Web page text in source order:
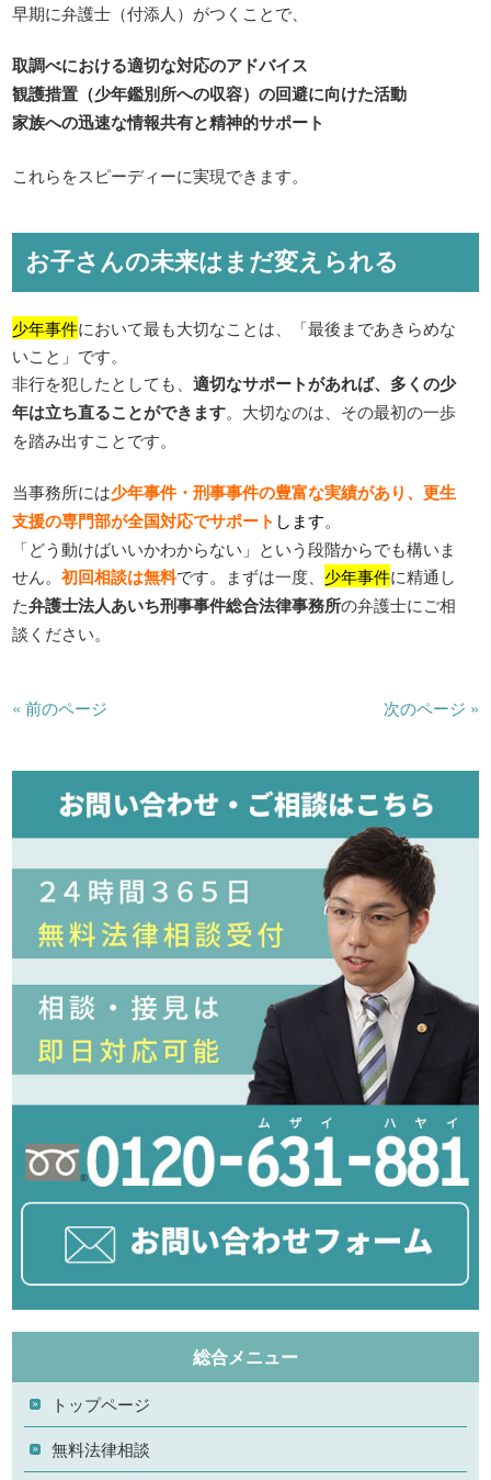
早期に弁護士（付添人）がつくことで、
取調べにおける適切な対応のアドバイス
観護措置（少年鑑別所への収容）の回避に向けた活動
家族への迅速な情報共有と精神的サポート
これらをスピーディーに実現できます。
お子さんの未来はまだ変えられる
少年事件において最も大切なことは、「最後まであきらめな
いこと」です。
非行を犯したとしても、適切なサポートがあれば、多くの少
年は立ち直ることができます。大切なのは、その最初の一歩
を踏み出すことです。
当事務所には少年事件・刑事事件の豊富な実績があり、更生
支援の専門部が全国対応でサポート します。
「どう動けばいいかわからない」という段階からでも構いま
せん。初回相談は無料です。まずは一度、 少年事件に精通し
た弁護士法人あいち刑事事件総合法律事務所の弁護士にご相
談ください。
« 前のページ 次のページ »
総合メニュー
トップページ
無料法律相談